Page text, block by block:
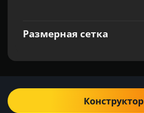
Размерная сетка
Конструктор